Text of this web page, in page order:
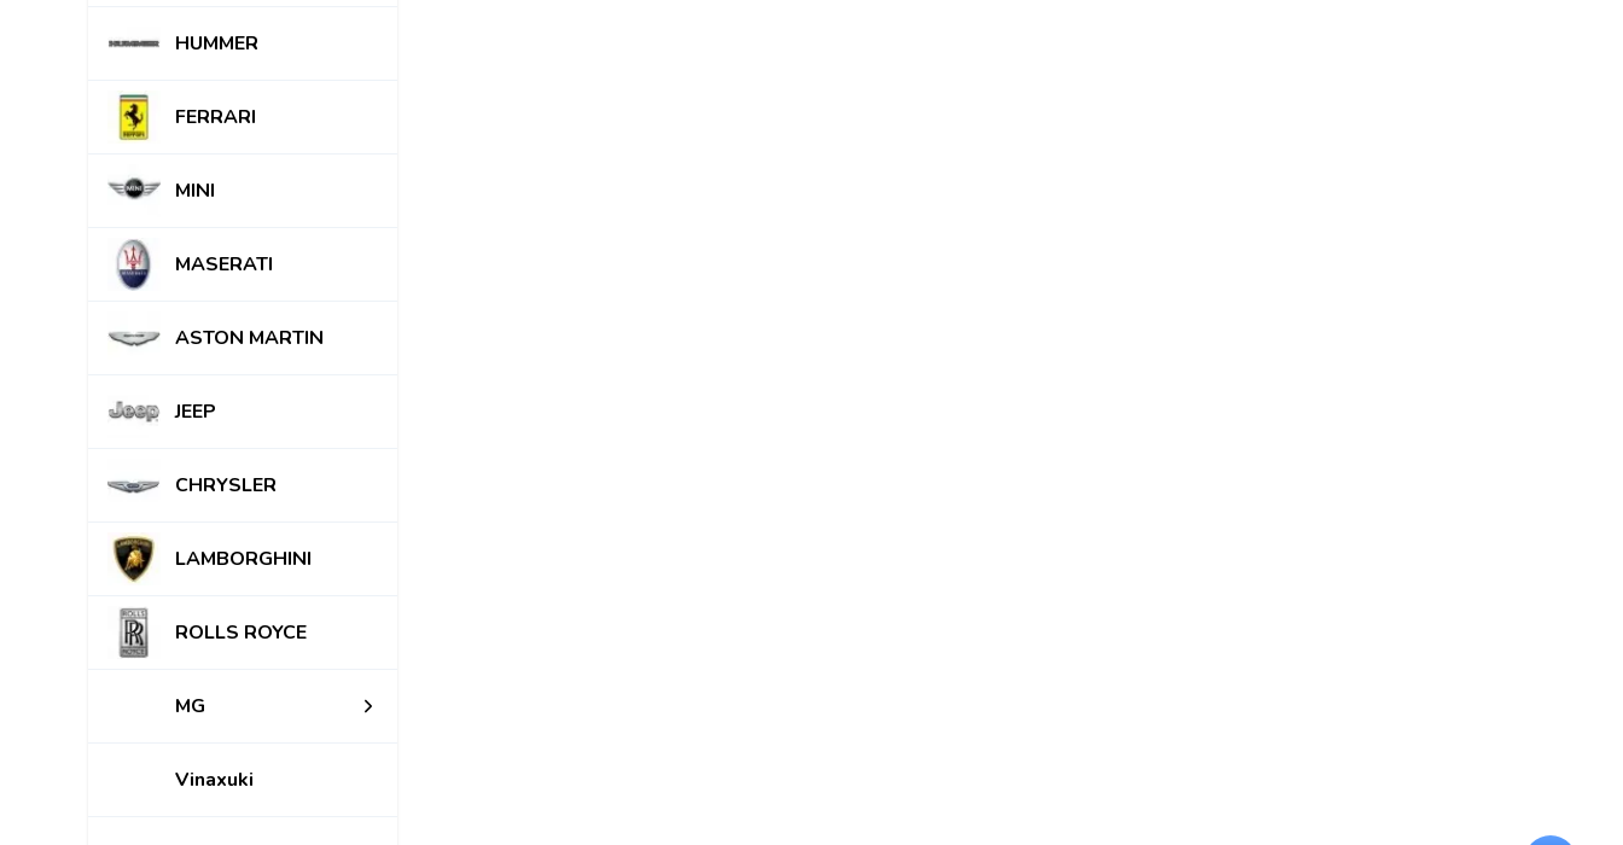
HUMMER
FERRARI
MINI
MASERATI
ASTON MARTIN
JEEP
CHRYSLER
LAMBORGHINI
ROLLS ROYCE
MG
Vinaxuki